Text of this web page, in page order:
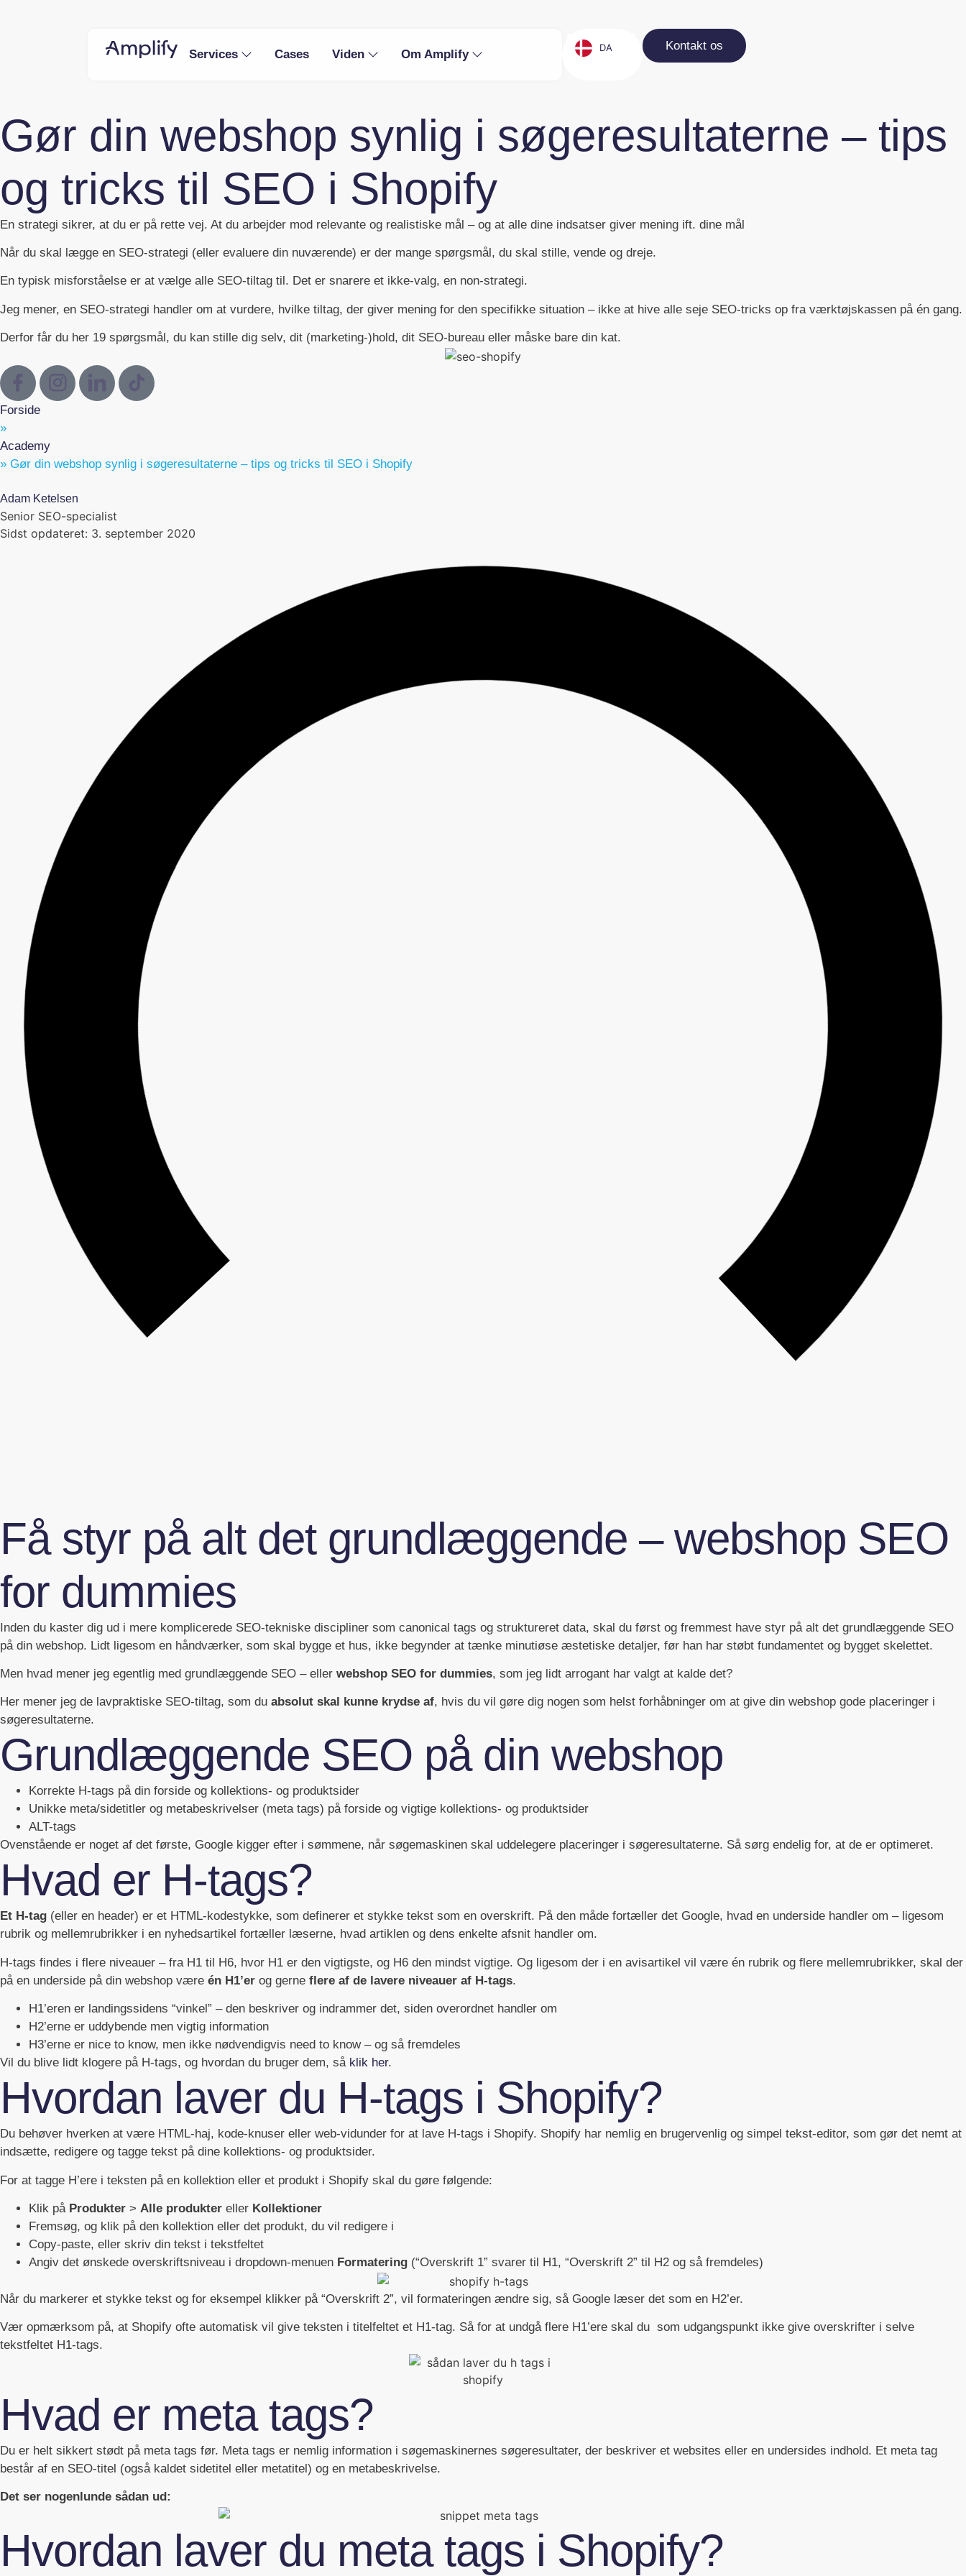
Services Cases Viden Om Amplify
DA Kontakt os
Gør din webshop synlig i søgeresultaterne – tips
og tricks til SEO i Shopify
En strategi sikrer, at du er på rette vej. At du arbejder mod relevante og realistiske mål – og at alle dine indsatser giver mening ift. dine mål
Når du skal lægge en SEO-strategi (eller evaluere din nuværende) er der mange spørgsmål, du skal stille, vende og dreje.
En typisk misforståelse er at vælge alle SEO-tiltag til. Det er snarere et ikke-valg, en non-strategi.
Jeg mener, en SEO-strategi handler om at vurdere, hvilke tiltag, der giver mening for den specifikke situation – ikke at hive alle seje SEO-tricks op fra værktøjskassen på én gang.
Derfor får du her 19 spørgsmål, du kan stille dig selv, dit (marketing-)hold, dit SEO-bureau eller måske bare din kat.
Forside
»
Academy
» Gør din webshop synlig i søgeresultaterne – tips og tricks til SEO i Shopify
Adam Ketelsen
Senior SEO-specialist
Sidst opdateret: 3. september 2020
Få styr på alt det grundlæggende – webshop SEO
for dummies
Inden du kaster dig ud i mere komplicerede SEO-tekniske discipliner som canonical tags og struktureret data, skal du først og fremmest have styr på alt det grundlæggende SEO
på din webshop. Lidt ligesom en håndværker, som skal bygge et hus, ikke begynder at tænke minutiøse æstetiske detaljer, før han har støbt fundamentet og bygget skelettet.
Men hvad mener jeg egentlig med grundlæggende SEO – eller webshop SEO for dummies, som jeg lidt arrogant har valgt at kalde det?
Her mener jeg de lavpraktiske SEO-tiltag, som du absolut skal kunne krydse af, hvis du vil gøre dig nogen som helst forhåbninger om at give din webshop gode placeringer i
søgeresultaterne.
Grundlæggende SEO på din webshop
Korrekte H-tags på din forside og kollektions- og produktsider
Unikke meta/sidetitler og metabeskrivelser (meta tags) på forside og vigtige kollektions- og produktsider
ALT-tags
Ovenstående er noget af det første, Google kigger efter i sømmene, når søgemaskinen skal uddelegere placeringer i søgeresultaterne. Så sørg endelig for, at de er optimeret.
Hvad er H-tags?
Et H-tag (eller en header) er et HTML-kodestykke, som definerer et stykke tekst som en overskrift. På den måde fortæller det Google, hvad en underside handler om – ligesom
rubrik og mellemrubrikker i en nyhedsartikel fortæller læserne, hvad artiklen og dens enkelte afsnit handler om.
H-tags findes i flere niveauer – fra H1 til H6, hvor H1 er den vigtigste, og H6 den mindst vigtige. Og ligesom der i en avisartikel vil være én rubrik og flere mellemrubrikker, skal der
på en underside på din webshop være én H1’er og gerne flere af de lavere niveauer af H-tags.
H1’eren er landingssidens “vinkel” – den beskriver og indrammer det, siden overordnet handler om
H2’erne er uddybende men vigtig information
H3’erne er nice to know, men ikke nødvendigvis need to know – og så fremdeles
Vil du blive lidt klogere på H-tags, og hvordan du bruger dem, så klik her.
Hvordan laver du H-tags i Shopify?
Du behøver hverken at være HTML-haj, kode-knuser eller web-vidunder for at lave H-tags i Shopify. Shopify har nemlig en brugervenlig og simpel tekst-editor, som gør det nemt at
indsætte, redigere og tagge tekst på dine kollektions- og produktsider.
For at tagge H’ere i teksten på en kollektion eller et produkt i Shopify skal du gøre følgende:
Klik på Produkter > Alle produkter eller Kollektioner
Fremsøg, og klik på den kollektion eller det produkt, du vil redigere i
Copy-paste, eller skriv din tekst i tekstfeltet
Angiv det ønskede overskriftsniveau i dropdown-menuen Formatering (“Overskrift 1” svarer til H1, “Overskrift 2” til H2 og så fremdeles)
Når du markerer et stykke tekst og for eksempel klikker på “Overskrift 2”, vil formateringen ændre sig, så Google læser det som en H2’er.
Vær opmærksom på, at Shopify ofte automatisk vil give teksten i titelfeltet et H1-tag. Så for at undgå flere H1’ere skal du som udgangspunkt ikke give overskrifter i selve
tekstfeltet H1-tags.
Hvad er meta tags?
Du er helt sikkert stødt på meta tags før. Meta tags er nemlig information i søgemaskinernes søgeresultater, der beskriver et websites eller en undersides indhold. Et meta tag
består af en SEO-titel (også kaldet sidetitel eller metatitel) og en metabeskrivelse.
Det ser nogenlunde sådan ud:
Hvordan laver du meta tags i Shopify?